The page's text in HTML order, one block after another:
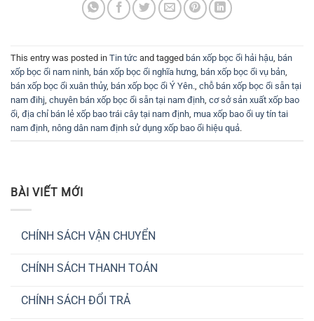
This entry was posted in Tin tức and tagged bán xốp bọc ổi hải hậu bán
xốp bọc ổi nam ninh bán xốp bọc ổi nghĩa hưng bán xốp bọc ổi vụ bản
bán xốp bọc ổi xuân thủy, bán xốp bọc ổi Ý Yên. chỗ bán xốp bọc ổi sẵn tại
nam đihj chuyên bán xốp bọc ổi sẵn tại nam định cơ sở sản xuất xốp bao
ổi địa chỉ bán lẻ xốp bao trái cây tại nam định mua xốp bao ổi uy tín tai
nam định nông dân nam định sử dụng xốp bao ổi hiệu quả.
BÀI VIẾT MỚI
CHÍNH SÁCH VẬN CHUYỂN
bình
CHÍNH
SÁCH
CHÍNH SÁCH THANH TOÁN
bình
CHÍNH SÁCH ĐỔI TRẢ